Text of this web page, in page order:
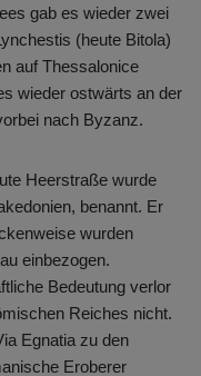
gab es wieder zwei
(heute Bitola)
auf Thessalonice
wieder ostwärts an der
nach Byzanz.
Heerstraße wurde
benannt. Er
wurden
einbezogen.
Bedeutung verlor
Reiches nicht.
Egnatia zu den
Eroberer